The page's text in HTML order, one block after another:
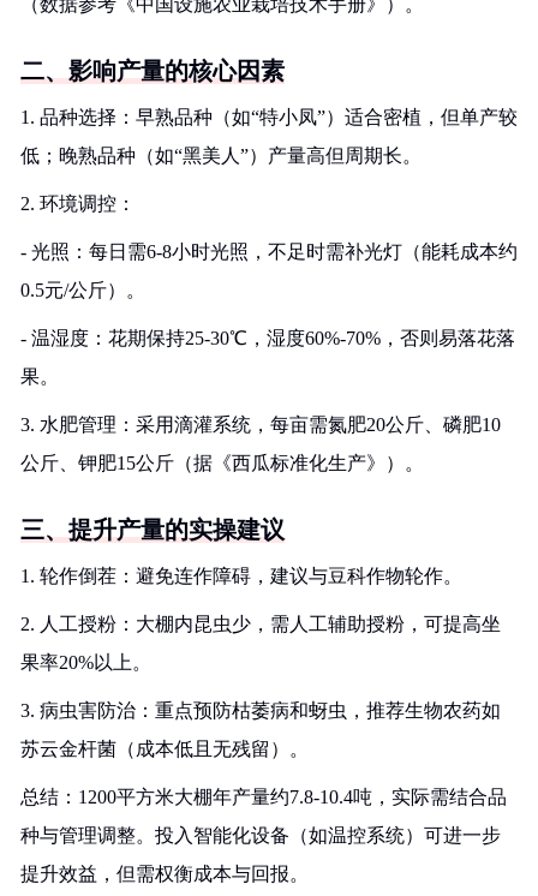
（数据参考《中国设施农业栽培技术手册》）。
二、影响产量的核心因素
1. 品种选择：早熟品种（如“特小凤”）适合密植，但单产较
低；晚熟品种（如“黑美人”）产量高但周期长。
2. 环境调控：
- 光照：每日需6-8小时光照，不足时需补光灯（能耗成本约
0.5元/公斤）。
- 温湿度：花期保持25-30℃，湿度60%-70%，否则易落花落
果。
3. 水肥管理：采用滴灌系统，每亩需氮肥20公斤、磷肥10
公斤、钾肥15公斤（据《西瓜标准化生产》）。
三、提升产量的实操建议
1. 轮作倒茬：避免连作障碍，建议与豆科作物轮作。
2. 人工授粉：大棚内昆虫少，需人工辅助授粉，可提高坐
果率20%以上。
3. 病虫害防治：重点预防枯萎病和蚜虫，推荐生物农药如
苏云金杆菌（成本低且无残留）。
总结：1200平方米大棚年产量约7.8-10.4吨，实际需结合品
种与管理调整。投入智能化设备（如温控系统）可进一步
提升效益，但需权衡成本与回报。